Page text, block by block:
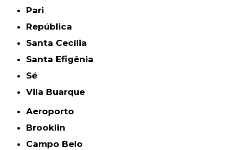
Pari
República
Santa Cecília
Santa Efigênia
Sé
Vila Buarque
Aeroporto
Brooklin
Campo Belo